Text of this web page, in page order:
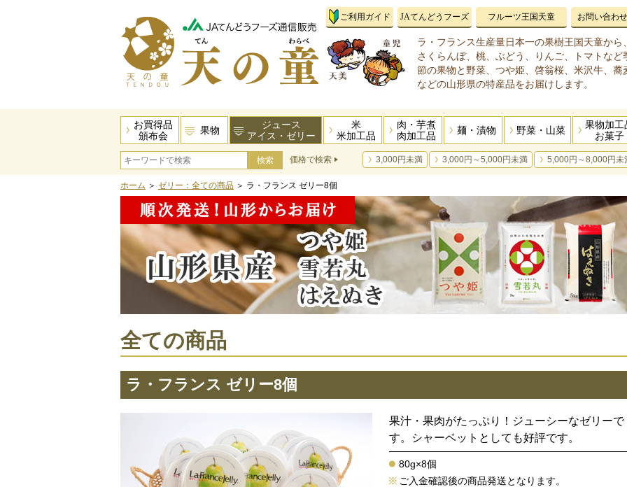
ご利用ガイド JAてんどうフーズ フルーツ王国天童 お問い合わせ
ラ・フランス生産量日本一の果樹王国天童から
さくらんぼ、桃、ぶどう、りんご、トマトなど
節の果物と野菜、つや姫、啓翁桜、米沢牛、蕎
などの山形県の特産品をお届けします。
お買得品
頒布会
果物
ジュース
アイス・ゼリー
米
米加工品
肉・芋煮
肉加工品
麺・漬物 野菜・山菜
果物加工
お菓子
価格で検索 3,000円未満 3,000円～5,000円未満 5,000円～8,000円未
ホーム ＞ ゼリー：全ての商品 ＞ ラ・フランス ゼリー8個
全ての商品
ラ・フランス ゼリー8個
果汁・果肉がたっぷり！ジューシーなゼリーで
す。シャーベットとしても好評です。
80g×8個
ご入金確認後の商品発送となります。